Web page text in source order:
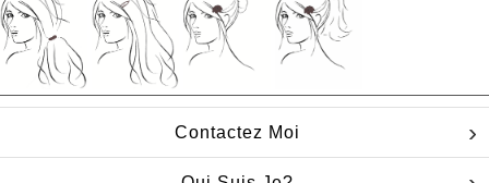
Contactez Moi